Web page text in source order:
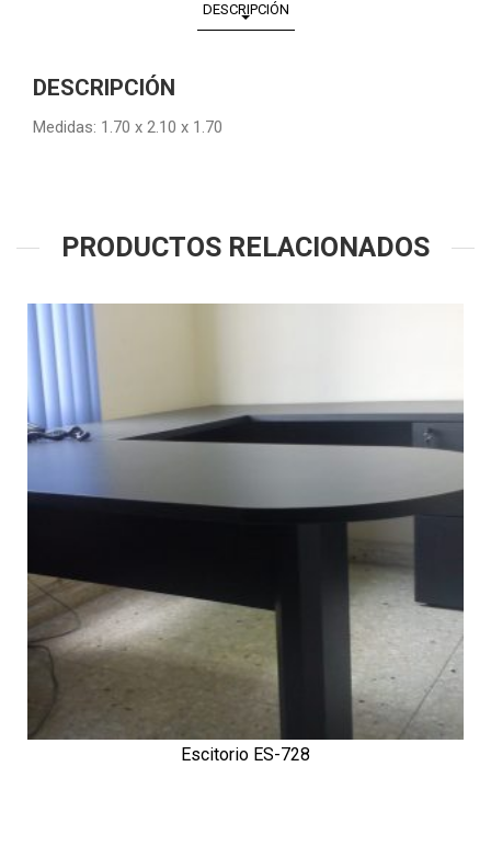
DESCRIPCIÓN
DESCRIPCIÓN
Medidas: 1.70 x 2.10 x 1.70
PRODUCTOS RELACIONADOS
Escitorio ES-728